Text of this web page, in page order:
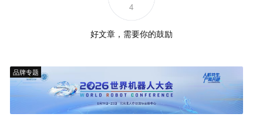
4
好文章，需要你的鼓励
品牌专题